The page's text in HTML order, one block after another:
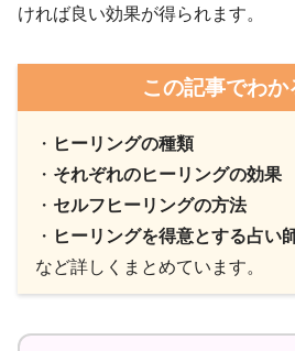
ければ良い効果が得られます。
この記事でわか
・ ヒーリングの種類
・ それぞれのヒーリングの効果
・ セルフヒーリングの方法
・ ヒーリングを得意とする占い
など詳しくまとめています。